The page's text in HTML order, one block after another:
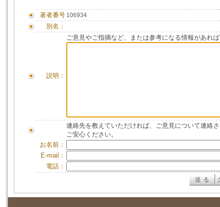
著者番号 106934
別名：
説明：
ご意見やご指摘など、または参考になる情報があれ
連絡先を教えていただければ、ご意見について連絡
ご安心ください。
お名前：
E-mail：
電話：